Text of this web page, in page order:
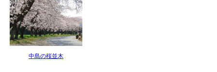
中島の桜並木